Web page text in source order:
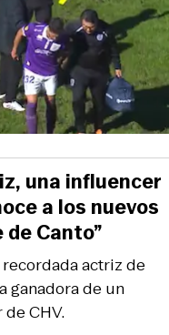
actriz de
ganadora de un
CHV.
una influencer
a los nuevos
Canto”